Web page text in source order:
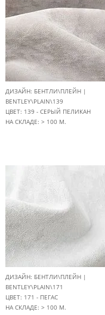
ДИЗАЙН: БЕНТЛИ\ПЛЕЙН |
BENTLEY\PLAIN\139
ЦВЕТ: 139 - СЕРЫЙ ПЕЛИКАН
НА СКЛАДЕ: > 100 М.
ДИЗАЙН: БЕНТЛИ\ПЛЕЙН |
BENTLEY\PLAIN\171
ЦВЕТ: 171 - ПЕГАС
НА СКЛАДЕ: > 100 М.